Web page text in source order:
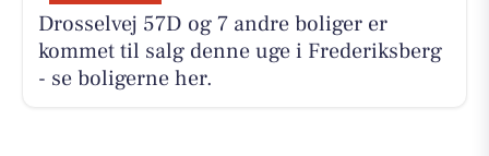
Drosselvej 57D og 7 andre boliger er
kommet til salg denne uge i Frederiksberg
- se boligerne her.